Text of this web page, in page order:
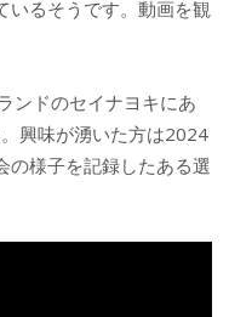
いるそうです。動画を観
ンドのセイナヨキにあ
興味が湧いた方は2024
の様子を記録したある選